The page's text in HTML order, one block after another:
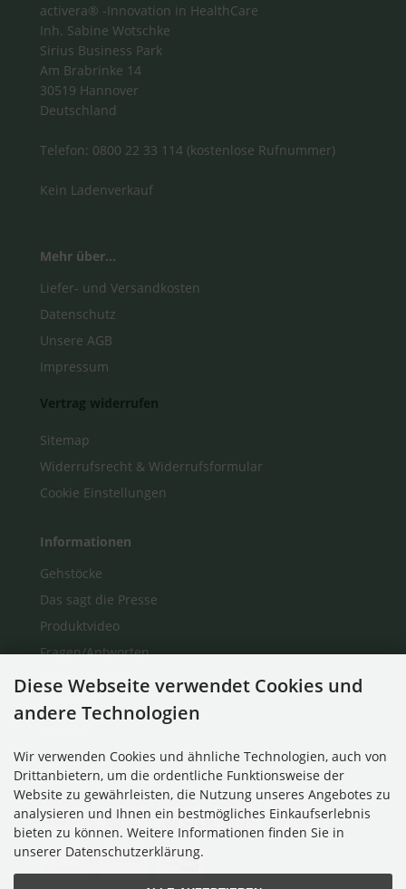
activera® -Innovation in HealthCare
Inh. Sabine Wotschke
Sirius Business Park
Am Brabrinke 14
30519 Hannover
Deutschland
Telefon: 0800 22 33 114 (kostenlose Rufnummer)
Kein Ladenverkauf
Mehr über...
Liefer- und Versandkosten
Datenschutz
Unsere AGB
Impressum
Vertrag widerrufen
Sitemap
Widerrufsrecht & Widerrufsformular
Cookie Einstellungen
Informationen
Gehstöcke
Das sagt die Presse
Produktvideo
Fragen/Antworten
Auf einen Blick
Über Uns
Zahlungsmethoden
Diese Webseite verwendet Cookies und
andere Technologien
Wir verwenden Cookies und ähnliche Technologien, auch von
Drittanbietern, um die ordentliche Funktionsweise der
Website zu gewährleisten, die Nutzung unseres Angebotes zu
analysieren und Ihnen ein bestmögliches Einkaufserlebnis
bieten zu können. Weitere Informationen finden Sie in
unserer Datenschutzerklärung.